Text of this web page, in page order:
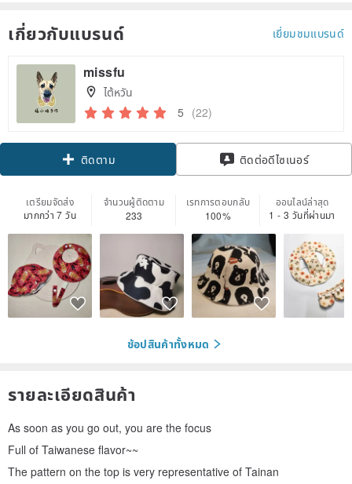
เกี่ยวกับแบรนด์ เยี่ยมชมแบรนด์
missfu
ไต้หวัน
5 (22)
ติดตาม ติดต่อดีไซเนอร์
เตรียมจัดส่ง
มากกว่า 7 วัน
จำนวนผู้ติดตาม
233
เรทการตอบกลับ
100%
ออนไลน์ล่าสุด
1 - 3 วันที่ผ่านมา
ช้อปสินค้าทั้งหมด
รายละเอียดสินค้า
As soon as you go out, you are the focus
Full of Taiwanese flavor~~
The pattern on the top is very representative of Tainan